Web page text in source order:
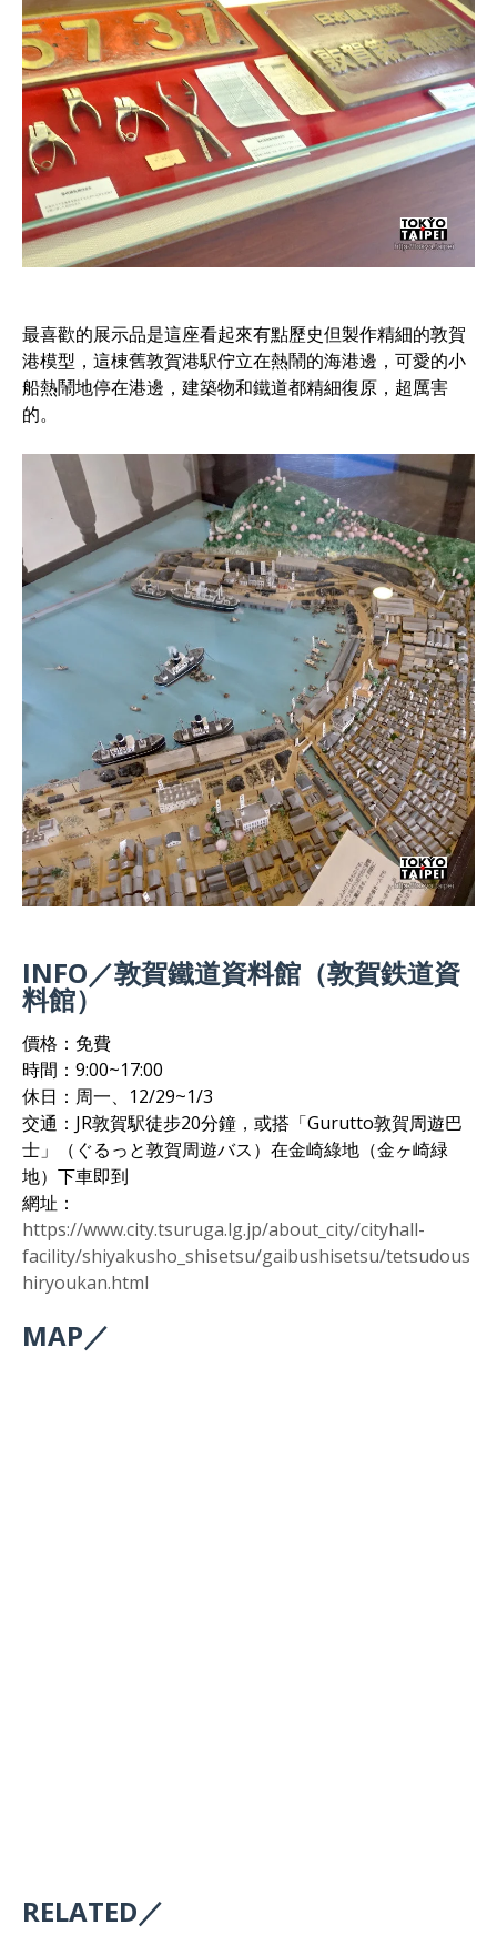
最喜歡的展示品是這座看起來有點歷史但製作精細的敦賀
港模型，這棟舊敦賀港駅佇立在熱鬧的海港邊，可愛的小
船熱鬧地停在港邊，建築物和鐵道都精細復原，超厲害
的。
INFO／敦賀鐵道資料館（敦賀鉄道資
料館）
價格：免費
時間：9:00~17:00
休日：周一、12/29~1/3
交通：JR敦賀駅徒步20分鐘，或搭「Gurutto敦賀周遊巴
士」（ぐるっと敦賀周遊バス）在金崎綠地（金ヶ崎緑
地）下車即到
網址：
https://www.city.tsuruga.lg.jp/about_city/cityhall-
facility/shiyakusho_shisetsu/gaibushisetsu/tetsudous
hiryoukan.html
MAP／
RELATED／